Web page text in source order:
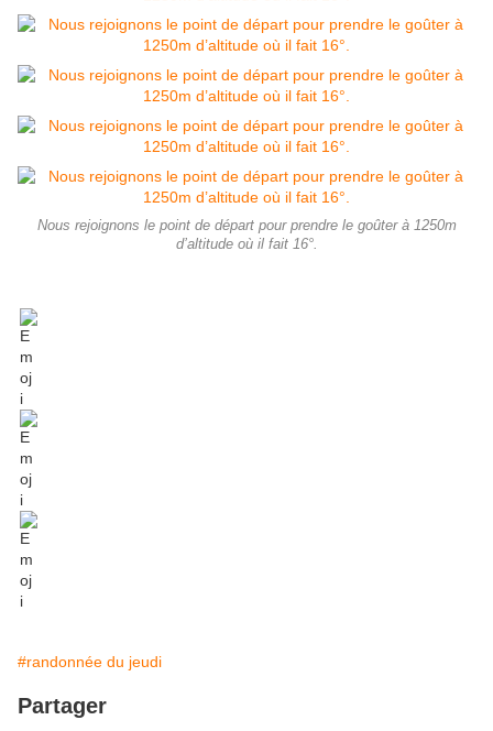
Nous rejoignons le point de départ pour prendre le goûter à 1250m
d’altitude où il fait 16°.
#randonnée du jeudi
Partager